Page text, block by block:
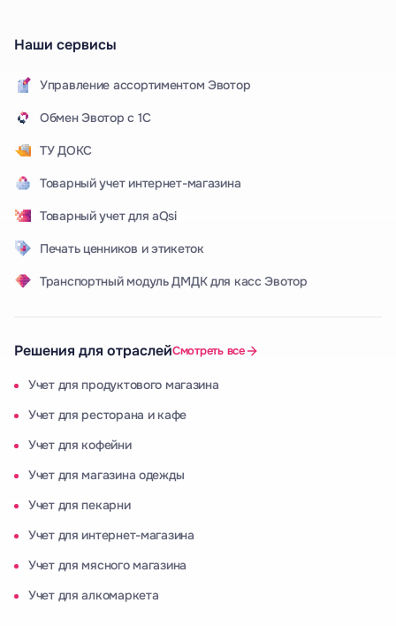
Наши сервисы
Управление ассортиментом Эвотор
Обмен Эвотор с 1С
ТУ ДОКС
Товарный учет интернет-магазина
Товарный учет для aQsi
Печать ценников и этикеток
Транспортный модуль ДМДК для касс Эвотор
Решения для отраслейСмотреть все
Учет для продуктового магазина
Учет для ресторана и кафе
Учет для кофейни
Учет для магазина одежды
Учет для пекарни
Учет для интернет-магазина
Учет для мясного магазина
Учет для алкомаркета